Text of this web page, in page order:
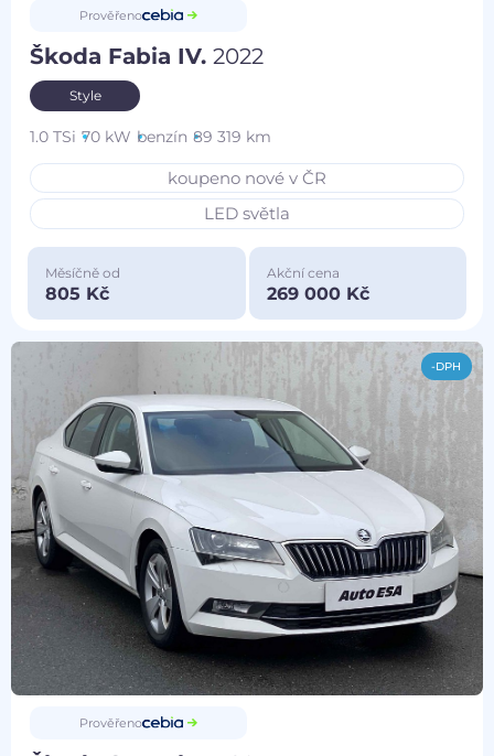
Prověřeno
Škoda Fabia IV.2022
Style
1.0 TSi 70 kW benzín 89 319 km
koupeno nové v ČR
LED světla
Měsíčně od
805 Kč
Akční cena
269 000 Kč
-DPH
Prověřeno